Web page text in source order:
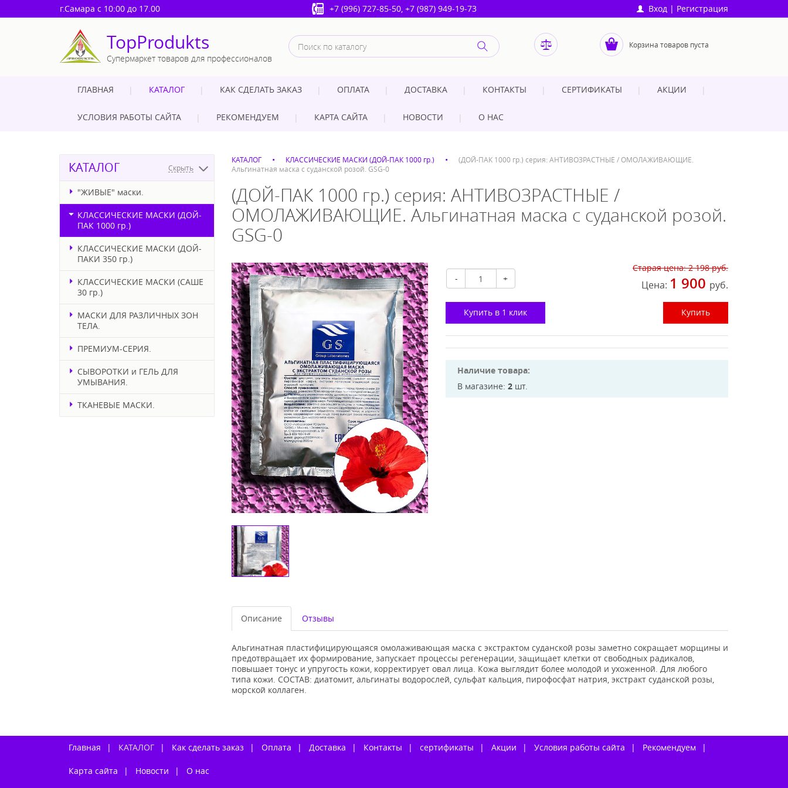
г.Самара с 10:00 до 17.00 +7 (996) 727-85-50, +7 (987) 949-19-73 Вход | Регистрация
TopProdukts
Супермаркет товаров для профессионалов
Корзина товаров пуста
ГЛАВНАЯ КАТАЛОГ КАК СДЕЛАТЬ ЗАКАЗ ОПЛАТА ДОСТАВКА КОНТАКТЫ СЕРТИФИКАТЫ АКЦИИ
УСЛОВИЯ РАБОТЫ САЙТА РЕКОМЕНДУЕМ КАРТА САЙТА НОВОСТИ О НАС
КАТАЛОГ Скрыть
"ЖИВЫЕ" маски.
КЛАССИЧЕСКИЕ МАСКИ (ДОЙ-
ПАК 1000 гр.)
КЛАССИЧЕСКИЕ МАСКИ (ДОЙ-
ПАКИ 350 гр.)
КЛАССИЧЕСКИЕ МАСКИ (САШЕ
30 гр.)
МАСКИ ДЛЯ РАЗЛИЧНЫХ ЗОН
ТЕЛА.
ПРЕМИУМ-СЕРИЯ.
СЫВОРОТКИ и ГЕЛЬ ДЛЯ
УМЫВАНИЯ.
ТКАНЕВЫЕ МАСКИ.
КАТАЛОГ КЛАССИЧЕСКИЕ МАСКИ (ДОЙ-ПАК 1000 гр.)
(ДОЙ-ПАК 1000 гр.) серия: АНТИВОЗРАСТНЫЕ / ОМОЛАЖИВАЮЩИЕ.
Альгинатная маска с суданской розой. GSG-0
(ДОЙ-ПАК 1000 гр.) серия: АНТИВОЗРАСТНЫЕ /
ОМОЛАЖИВАЮЩИЕ. Альгинатная маска с суданской розой.
GSG-0
- +
Старая цена:2 198 руб.
Цена: 1 900 руб.
Купить в 1 клик Купить
Наличие товара:
В магазине:2 шт.
Описание Отзывы
Альгинатная пластифицирующаяся омолаживающая маска с экстрактом суданской розы заметно сокращает морщины и
предотвращает их формирование, запускает процессы регенерации, защищает клетки от свободных радикалов,
повышает тонус и упругость кожи, корректирует овал лица. Кожа выглядит более молодой и ухоженной. Для любого
типа кожи. СОСТАВ: диатомит, альгинаты водорослей, сульфат кальция, пирофосфат натрия, экстракт суданской розы,
морской коллаген.
Главная КАТАЛОГ Как сделать заказ Оплата Доставка Контакты сертификаты Акции Условия работы сайта Рекомендуем
Карта сайта Новости О нас